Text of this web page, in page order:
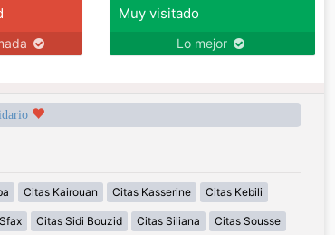
Muy visitado
Lo mejor
Citas Kairouan Citas Kasserine Citas Kebili
Citas Sidi Bouzid Citas Siliana Citas Sousse